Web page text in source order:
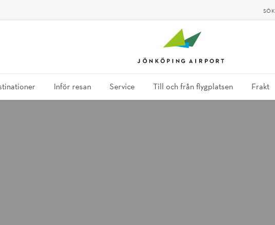
SÖK
Inför resan Service Till och från flygplatsen Frakt